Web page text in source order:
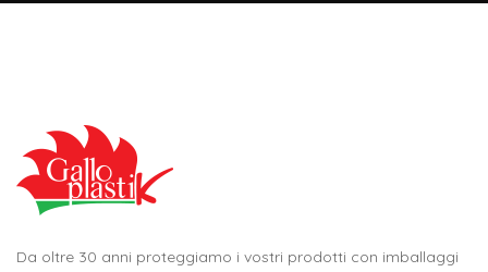
Da oltre 30 anni proteggiamo i vostri prodotti con imballaggi